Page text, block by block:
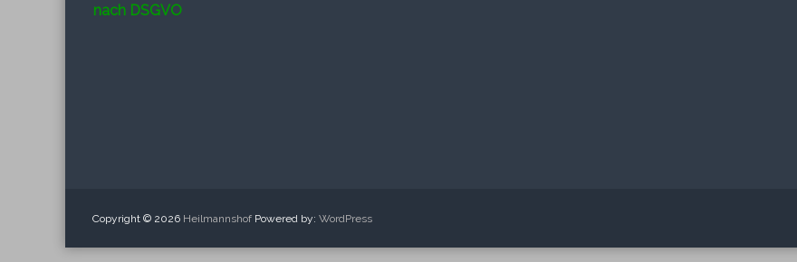
nach DSGVO
Copyright © 2026 Heilmannshof Powered by: WordPress